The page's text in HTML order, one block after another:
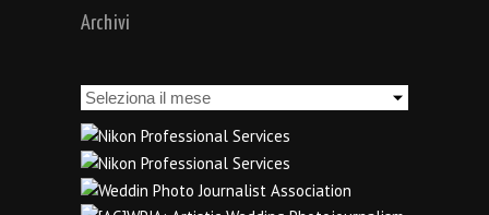
Archivi
Archivi